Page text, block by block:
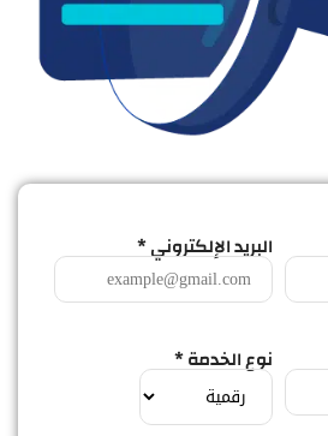
البريد الإلكتروني *
نوع الخدمة *